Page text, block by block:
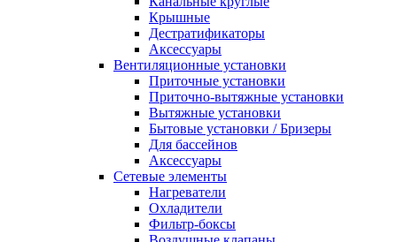
Крышные
Дестратификаторы
Аксессуары
Вентиляционные установки
Приточные установки
Приточно-вытяжные установки
Вытяжные установки
Бытовые установки / Бризеры
Для бассейнов
Аксессуары
Сетевые элементы
Нагреватели
Охладители
Фильтр-боксы